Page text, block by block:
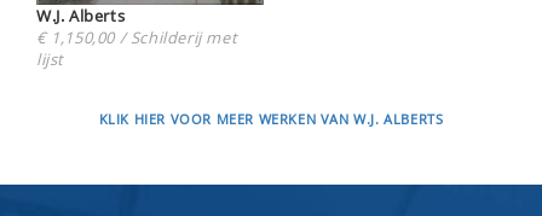
W.J. Alberts
€ 1,150,00 / Schilderij met
lijst
KLIK HIER VOOR MEER WERKEN VAN W.J. ALBERTS